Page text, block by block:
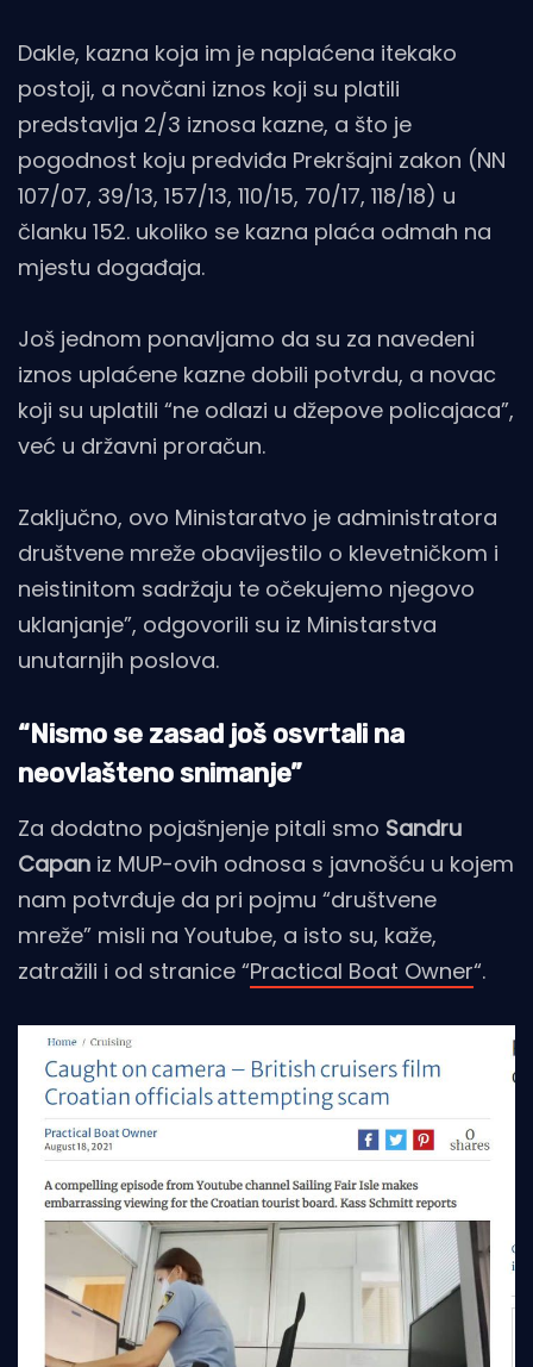
Dakle, kazna koja im je naplaćena itekako
postoji, a novčani iznos koji su platili
predstavlja 2/3 iznosa kazne, a što je
pogodnost koju predviđa Prekršajni zakon (NN
107/07, 39/13, 157/13, 110/15, 70/17, 118/18) u
članku 152. ukoliko se kazna plaća odmah na
mjestu događaja.
Još jednom ponavljamo da su za navedeni
iznos uplaćene kazne dobili potvrdu, a novac
koji su uplatili “ne odlazi u džepove policajaca”,
već u državni proračun.
Zaključno, ovo Ministaratvo je administratora
društvene mreže obavijestilo o klevetničkom i
neistinitom sadržaju te očekujemo njegovo
uklanjanje”, odgovorili su iz Ministarstva
unutarnjih poslova.
“Nismo se zasad još osvrtali na
neovlašteno snimanje”
Za dodatno pojašnjenje pitali smo Sandru
Capan iz MUP-ovih odnosa s javnošću u kojem
nam potvrđuje da pri pojmu “društvene
mreže” misli na Youtube, a isto su, kaže,
zatražili i od stranice “Practical Boat Owner“.